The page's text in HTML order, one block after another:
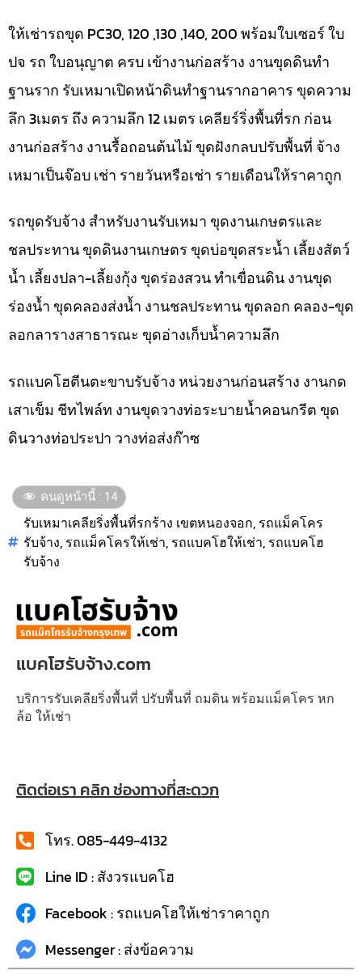
ให้เช่ารถขุด PC30, 120 ,130 ,140, 200 พร้อมใบเซอร์ ใบ
ปจ รถ ใบอนุญาต ครบ เข้างานก่อสร้าง งานขุดดินทำ
ฐานราก รับเหมาเปิดหน้าดินทำฐานรากอาคาร ขุดความ
ลึก 3เมตร ถึง ความลึก 12 เมตร เคลียร์ริ่งพื้นที่รก ก่อน
งานก่อสร้าง งานรื้อถอนต้นไม้ ขุดฝังกลบปรับพื้นที่ จ้าง
เหมาเป็นจ๊อบ เช่า รายวันหรือเช่า รายเดือนให้ราคาถูก
รถขุดรับจ้าง สำหรับงานรับเหมา ขุดงานเกษตรและ
ชลประทาน ขุดดินงานเกษตร ขุดบ่อขุดสระน้ำ เลี้ยงสัตว์
น้ำ เลี้ยงปลา-เลี้ยงกุ้ง ขุดร่องสวน ทำเขื่อนดิน งานขุด
ร่องน้ำ ขุดคลองส่งน้ำ งานชลประทาน ขุดลอก คลอง-ขุด
ลอกลารางสาธารณะ ขุดอ่างเก็บน้ำความลึก
รถแบคโฮตีนตะขาบรับจ้าง หน่วยงานก่อนสร้าง งานกด
เสาเข็ม ชีทไพล์ท งานขุดวางท่อระบายน้ำคอนกรีต ขุด
ดินวางท่อประปา วางท่อส่งก๊าซ
คนดูหน้านี้ : 14
รับเหมาเคลียริ่งพื้นที่รกร้าง เขตหนองจอก, รถแม็คโคร
รับจ้าง, รถแม็คโครให้เช่า, รถแบคโฮให้เช่า, รถแบคโฮ
รับจ้าง
แบคโฮรับจ้าง.com
บริการรับเคลียริ่งพื้นที่ ปรับพื้นที่ ถมดิน พร้อมแม็คโคร หก
ล้อ ให้เช่า
ติดต่อเรา คลิก ช่องทางที่สะดวก
โทร. 085-449-4132
Line ID : สังวรแบคโฮ
Facebook : รถแบคโฮให้เช่าราคาถูก
Messenger : ส่งข้อความ